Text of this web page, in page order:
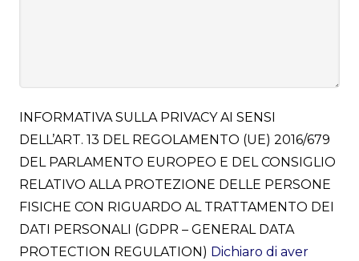
INFORMATIVA SULLA PRIVACY AI SENSI
DELL’ART. 13 DEL REGOLAMENTO (UE) 2016/679
DEL PARLAMENTO EUROPEO E DEL CONSIGLIO
RELATIVO ALLA PROTEZIONE DELLE PERSONE
FISICHE CON RIGUARDO AL TRATTAMENTO DEI
DATI PERSONALI (GDPR – GENERAL DATA
PROTECTION REGULATION) Dichiaro di aver